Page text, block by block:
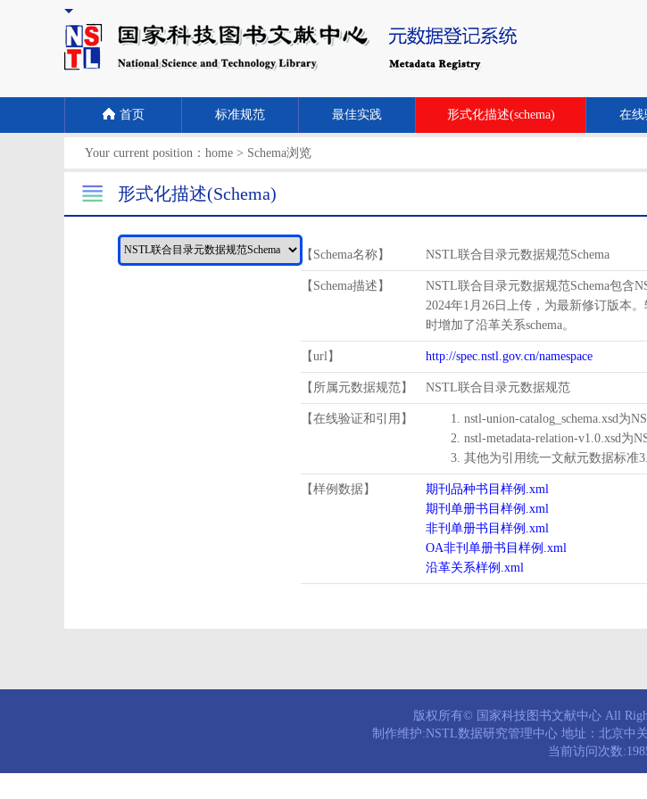
首页 标准规范 最佳实践 形式化描述(schema) 在线
Your current position： home > Schema浏览
形式化描述(Schema)
【Schema名称】 NSTL联合目录元数据规范Schema
【Schema描述】
NSTL联合目录元数据规范Schema包含
2024年1月26日上传，为最新修订版本
时增加了沿革关系schema。
【url】 http://spec.nstl.gov.cn/namespace
【所属元数据规范】 NSTL联合目录元数据规范
【在线验证和引用】
1. nstl-union-catalog_schema.xsd为
2. nstl-metadata-relation-v1.0.xsd为
3. 其他为引用统一文献元数据标准
【样例数据】
期刊品种书目样例.xml
期刊单册书目样例.xml
非刊单册书目样例.xml
OA非刊单册书目样例.xml
沿革关系样例.xml
版权所有© 国家科技图书文献中心 All
制作维护:NSTL数据研究管理中心 地址：北京中
当前访问次数